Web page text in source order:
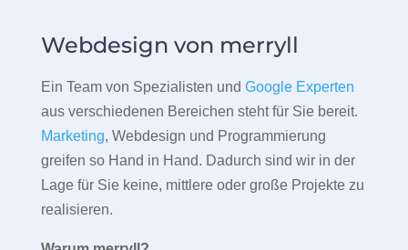
Webdesign von merryll
Ein Team von Spezialisten und Google Experten
aus verschiedenen Bereichen steht für Sie bereit.
Marketing, Webdesign und Programmierung
greifen so Hand in Hand. Dadurch sind wir in der
Lage für Sie keine, mittlere oder große Projekte zu
realisieren.